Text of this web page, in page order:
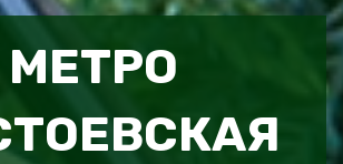
МЕТРО